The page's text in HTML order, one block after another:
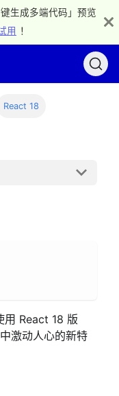
生成多端代码」预览
用 ！
React 18
用 React 18 版
激动人心的新特